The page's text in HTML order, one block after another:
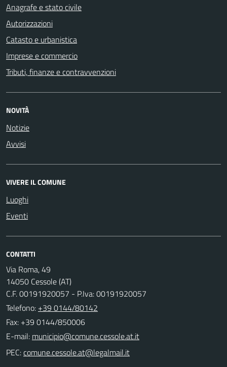
Anagrafe e stato civile
Autorizzazioni
Catasto e urbanistica
Imprese e commercio
Tributi, finanze e contravvenzioni
NOVITÀ
Notizie
Avvisi
VIVERE IL COMUNE
Luoghi
Eventi
CONTATTI
Via Roma, 49
14050 Cessole (AT)
C.F. 00191920057 - P.Iva: 00191920057
Telefono: +39 0144/80142
Fax: +39 0144/850006
E-mail:
PEC: